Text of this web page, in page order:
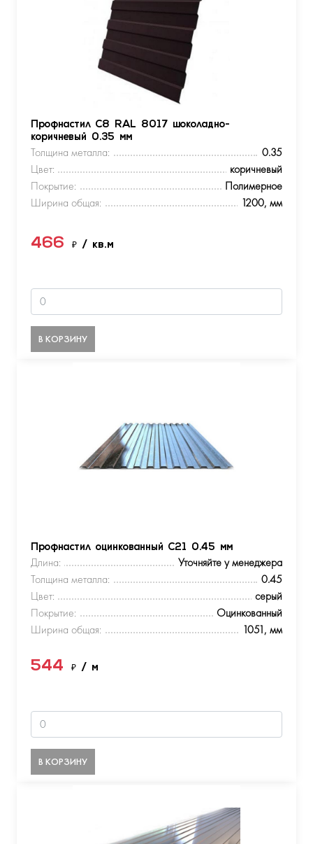
Профнастил С8 RAL 8017 шоколадно-
коричневый 0.35 мм
Толщина металла:
0.35
Цвет:
коричневый
Покрытие:
Полимерное
Ширина общая:
1200, мм
466 ₽ / кв.м
В КОРЗИНУ
Профнастил оцинкованный С21 0.45 мм
Длина:
Уточняйте у менеджера
Толщина металла:
0.45
Цвет:
серый
Покрытие:
Оцинкованный
Ширина общая:
1051, мм
544 ₽ / м
В КОРЗИНУ